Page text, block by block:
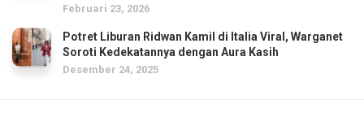
Februari 23, 2026
Potret Liburan Ridwan Kamil di Italia Viral, Warganet
Soroti Kedekatannya dengan Aura Kasih
Desember 24, 2025